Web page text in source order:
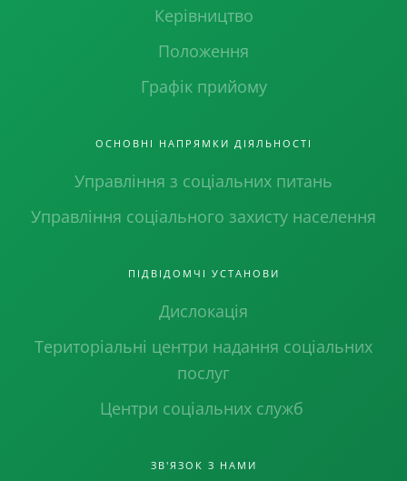
Керівництво
Положення
Графік прийому
ОСНОВНІ НАПРЯМКИ ДІЯЛЬНОСТІ
Управління з соціальних питань
Управління соціального захисту населення
ПІДВІДОМЧІ УСТАНОВИ
Дислокація
Територіальні центри надання соціальних
послуг
Центри соціальних служб
ЗВ'ЯЗОК З НАМИ